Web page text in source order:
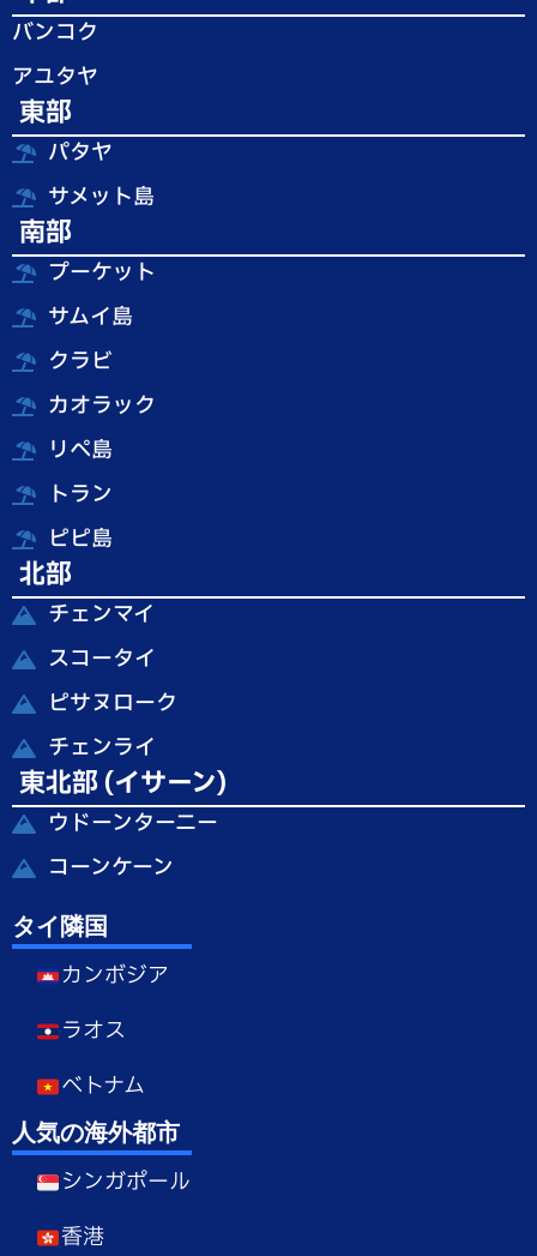
バンコク
アユタヤ
東部
パタヤ
サメット島
南部
プーケット
サムイ島
クラビ
カオラック
リペ島
トラン
ピピ島
北部
チェンマイ
スコータイ
ピサヌローク
チェンライ
東北部 (イサーン)
ウドーンターニー
コーンケーン
タイ隣国
カンボジア
ラオス
ベトナム
人気の海外都市
シンガポール
香港